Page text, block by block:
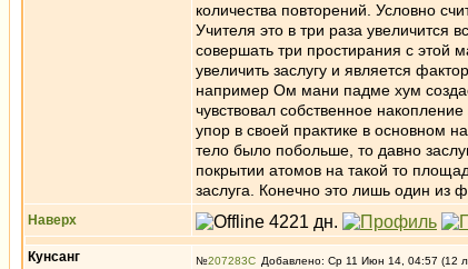
количества повторений. Условно
Учителя это в три раза увеличится
совершать три простирания с этой
увеличить заслугу и является
например Ом мани падме хум
чувствовал собственное
упор в своей практике в основном
тело было побольше, то давно
покрытии атомов на такой то
заслуга. Конечно это лишь один из
Наверх
Кунсанг №207283 Добавлено: Ср 11 Июн 14, 04:57 (12